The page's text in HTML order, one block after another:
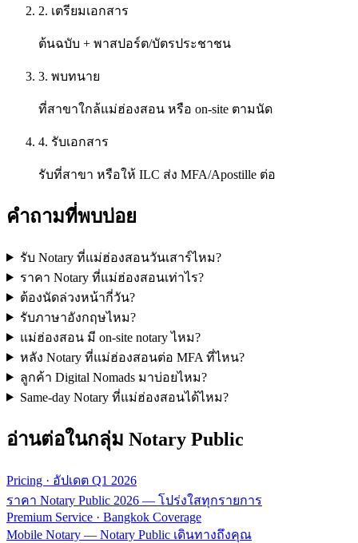
2. เตรียมเอกสาร
ต้นฉบับ + พาสปอร์ต/บัตรประชาชน
3. พบทนาย
ที่สาขาใกล้แม่ฮ่องสอน หรือ on-site ตามนัด
4. รับเอกสาร
รับที่สาขา หรือให้ ILC ส่ง MFA/Apostille ต่อ
คำถามที่พบบ่อย
รับ Notary ที่แม่ฮ่องสอนวันเสาร์ไหม?
ราคา Notary ที่แม่ฮ่องสอนเท่าไร?
ต้องนัดล่วงหน้ากี่วัน?
รับภาษาอังกฤษไหม?
แม่ฮ่องสอน มี on-site notary ไหม?
หลัง Notary ที่แม่ฮ่องสอนต่อ MFA ที่ไหน?
ลูกค้า Digital Nomads มาบ่อยไหม?
Same-day Notary ที่แม่ฮ่องสอนได้ไหม?
อ่านต่อในกลุ่ม Notary Public
Pricing · อัปเดต Q1 2026
ราคา Notary Public 2026 — โปร่งใสทุกรายการ
Premium Service · Bangkok Coverage
Mobile Notary — Notary Public เดินทางถึงคุณ